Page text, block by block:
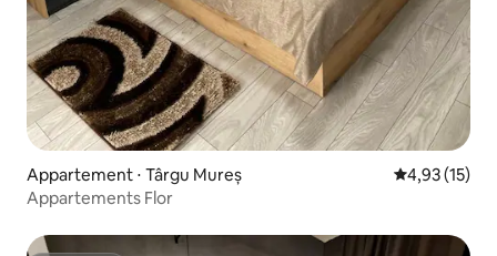
Appartement ⋅ Târgu Mureș Évaluation
4,93 (15)
Appartements Flor